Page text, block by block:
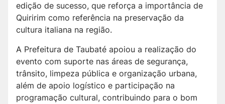
edição de sucesso, que reforça a importância de
Quiririm como referência na preservação da
cultura italiana na região.
A Prefeitura de Taubaté apoiou a realização do
evento com suporte nas áreas de segurança,
trânsito, limpeza pública e organização urbana,
além de apoio logístico e participação na
programação cultural, contribuindo para o bom